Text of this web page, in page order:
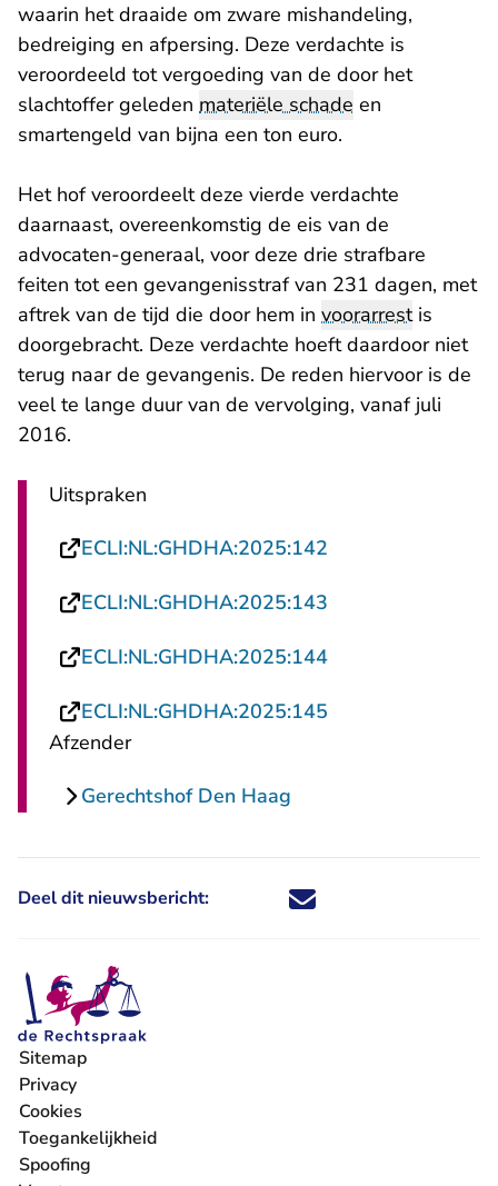
waarin het draaide om zware mishandeling,
bedreiging en afpersing. Deze verdachte is
veroordeeld tot vergoeding van de door het
slachtoffer geleden materiële schade en
smartengeld van bijna een ton euro.
Het hof veroordeelt deze vierde verdachte
daarnaast, overeenkomstig de eis van de
advocaten-generaal, voor deze drie strafbare
feiten tot een gevangenisstraf van 231 dagen, met
aftrek van de tijd die door hem in voorarrestis
doorgebracht. Deze verdachte hoeft daardoor niet
terug naar de gevangenis. De reden hiervoor is de
veel te lange duur van de vervolging, vanaf juli
2016.
Uitspraken
ECLI:NL:GHDHA:2025:142
ECLI:NL:GHDHA:2025:143
ECLI:NL:GHDHA:2025:144- U verlaat
ECLI:NL:GHDHA:2025:145
Afzender
Gerechtshof Den Haag
Deel dit nieuwsbericht: Deel dit nieuwsbericht via X -
Deel dit nieuwsbericht via
Deel dit nieuwsbericht
Deel dit
Sitemap
Privacy
Cookies
Toegankelijkheid
Spoofing